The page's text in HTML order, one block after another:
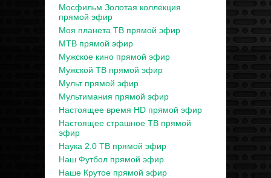
Мосфильм Золотая коллекция
прямой эфир
Моя планета ТВ прямой эфир
МТВ прямой эфир
Мужское кино прямой эфир
Мужской ТВ прямой эфир
Мульт прямой эфир
Мультимания прямой эфир
Настоящее время HD прямой эфир
Настоящее страшное ТВ прямой
эфир
Наука 2.0 ТВ прямой эфир
Наш Футбол прямой эфир
Наше Крутое прямой эфир